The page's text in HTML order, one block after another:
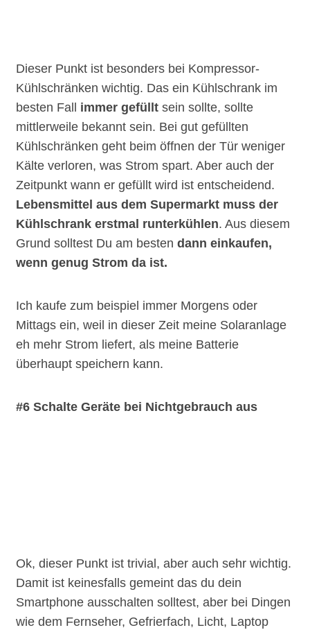
Dieser Punkt ist besonders bei Kompressor-
Kühlschränken wichtig. Das ein Kühlschrank im
besten Fall immer gefüllt sein sollte, sollte
mittlerweile bekannt sein. Bei gut gefüllten
Kühlschränken geht beim öffnen der Tür weniger
Kälte verloren, was Strom spart. Aber auch der
Zeitpunkt wann er gefüllt wird ist entscheidend.
Lebensmittel aus dem Supermarkt muss der
Kühlschrank erstmal runterkühlen. Aus diesem
Grund solltest Du am besten dann einkaufen,
wenn genug Strom da ist.
Ich kaufe zum beispiel immer Morgens oder
Mittags ein, weil in dieser Zeit meine Solaranlage
eh mehr Strom liefert, als meine Batterie
überhaupt speichern kann.
#6 Schalte Geräte bei Nichtgebrauch aus
Ok, dieser Punkt ist trivial, aber auch sehr wichtig.
Damit ist keinesfalls gemeint das du dein
Smartphone ausschalten solltest, aber bei Dingen
wie dem Fernseher, Gefrierfach, Licht, Laptop